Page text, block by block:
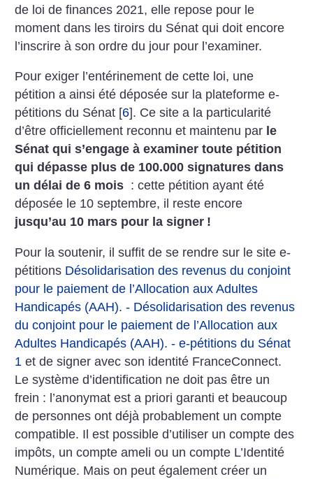
de loi de finances 2021, elle repose pour le
moment dans les tiroirs du Sénat qui doit encore
l’inscrire à son ordre du jour pour l’examiner.
Pour exiger l’entérinement de cette loi, une
pétition a ainsi été déposée sur la plateforme e-
pétitions du Sénat [6]. Ce site a la particularité
d’être officiellement reconnu et maintenu par le
Sénat qui s’engage à examiner toute pétition
qui dépasse plus de 100.000 signatures dans
un délai de 6 mois : cette pétition ayant été
déposée le 10 septembre, il reste encore
jusqu’au 10 mars pour la signer !
Pour la soutenir, il suffit de se rendre sur le site e-
pétitions Désolidarisation des revenus du conjoint
pour le paiement de l’Allocation aux Adultes
Handicapés (AAH). - Désolidarisation des revenus
du conjoint pour le paiement de l’Allocation aux
Adultes Handicapés (AAH). - e-pétitions du Sénat
1 et de signer avec son identité FranceConnect.
Le système d’identification ne doit pas être un
frein : l’anonymat est a priori garanti et beaucoup
de personnes ont déjà probablement un compte
compatible. Il est possible d’utiliser un compte des
impôts, un compte ameli ou un compte L’Identité
Numérique. Mais on peut également créer un